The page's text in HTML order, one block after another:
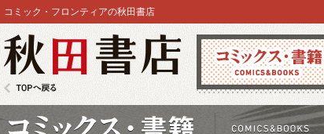
コミックス
コミック・フロンティアの秋田書店